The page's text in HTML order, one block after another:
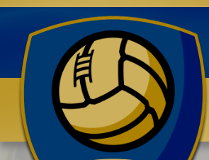
Benvenuti su HELLASTORY.net